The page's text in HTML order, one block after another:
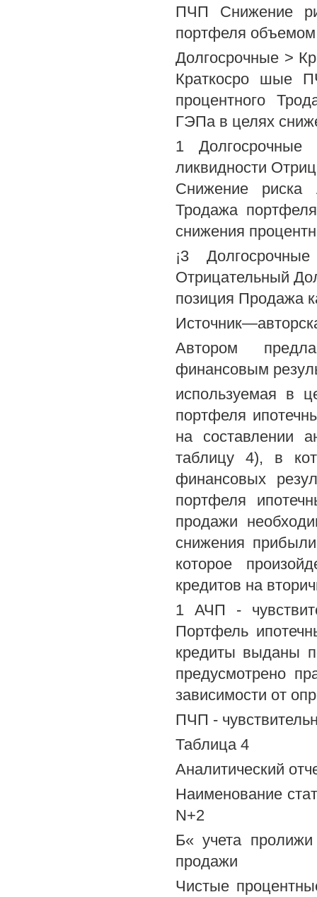
ПЧП Снижение
портфеля
Долгосрочные >
Краткосро шые
процентного
ГЭПа в целях
1 Долгосрочные
ликвидности
Снижение риска
Тродажа
снижения
¡3
Отрицательный
позиция Продажа
Автором
финансовым
используемая в
портфеля
на составлении
таблицу 4), в
финансовых
портфеля
продажи
снижения
которое
кредитов на
1 АЧП -
Портфель
кредиты выданы
предусмотрено
зависимости от
ПЧП -
Таблица 4
Аналитический
Наименование
N+2
Б« учета
продажи
Чистые